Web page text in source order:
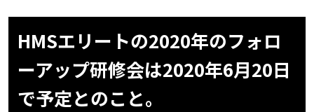
HMSエリートの2020年のフォロ
ーアップ研修会は2020年6月20日
で予定とのこと。